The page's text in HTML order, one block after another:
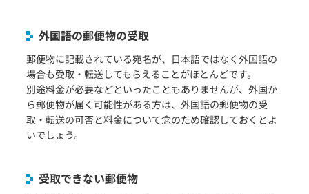
外国語の郵便物の受取
郵便物に記載されている宛名が、日本語ではなく外国語の
場合も受取・転送してもらえることがほとんどです。
別途料金が必要などといったこともありませんが、外国か
ら郵便物が届く可能性がある方は、外国語の郵便物の受
取・転送の可否と料金について念のため確認しておくとよ
いでしょう。
受取できない郵便物